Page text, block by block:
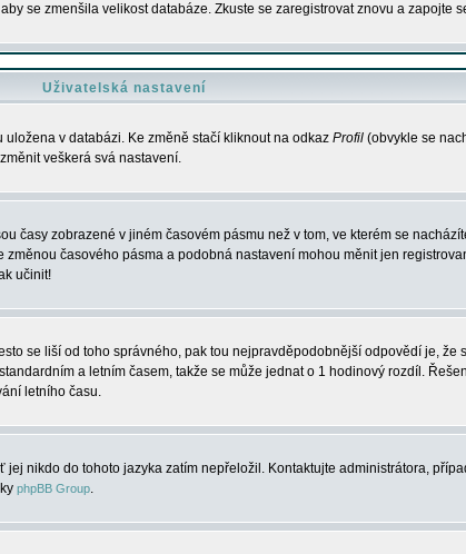
se zmenšila velikost databáze. Zkuste se zaregistrovat znovu a zapojte
Uživatelská nastavení
v databázi. Ke změně stačí kliknout na odkaz Profil (obvykle se
veškerá svá nastavení.
časy zobrazené v jiném časovém pásmu než v tom, ve kterém se
změnou časového pásma a podobná nastavení mohou měnit jen
učinit!
se liší od toho správného, pak tou nejpravděpodobnější odpovědí je, že
a letním časem, takže se může jednat o 1 hodinový rozdíl.
letního času.
nikdo do tohoto jazyka zatím nepřeložil. Kontaktujte administrátora,
phpBB Group.